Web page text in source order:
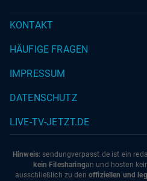
KONTAKT
HÄUFIGE FRAGEN
IMPRESSUM
DATENSCHUTZ
LIVE-TV-JETZT.DE
Hinweis: sendungverpasst.de ist ein
kein Filesharingan und hosten
ausschließlich zu den offiziellen und